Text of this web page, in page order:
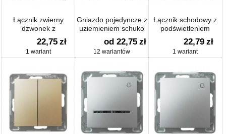
Łącznik zwierny
dzwonek z
podświetleniem
22,75 zł
1 wariant
Gniazdo pojedyncze z
uziemieniem schuko
od 22,75 zł
12 wariantów
Łącznik schodowy z
podświetleniem
22,79 zł
1 wariant